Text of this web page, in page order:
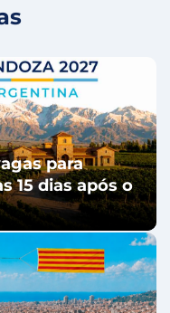
para
15 dias após o